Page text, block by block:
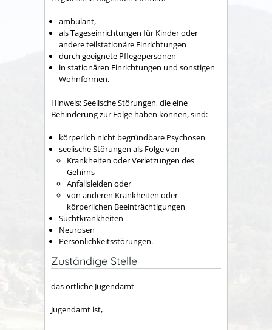
ambulant,
als Tageseinrichtungen für Kinder oder
andere teilstationäre Einrichtungen
durch geeignete Pflegepersonen
in stationären Einrichtungen und sonstigen
Wohnformen.
Hinweis:Seelische Störungen, die eine
Behinderungzur Folge haben können,sind:
körperlich nicht begründbare Psychosen
seelische Störungen als Folge von
Krankheiten oder Verletzungen des
Gehirns
Anfallsleiden oder
von anderen Krankheiten oder
körperlichen Beeinträchtigungen
Suchtkrankheiten
Neurosen
Persönlichkeitsstörungen.
Zuständige Stelle
das örtliche Jugendamt
Jugendamt ist,